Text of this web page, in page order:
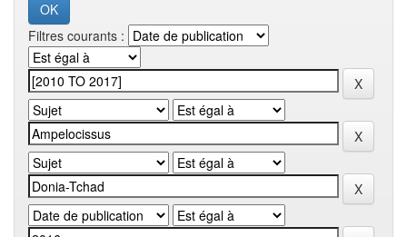
Filtres courants :